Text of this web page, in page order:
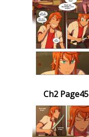
Ch2 Page45